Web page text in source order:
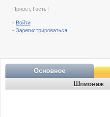
Привет, Гость !
- Войти
- Зарегистрироваться
Основное
Шпионаж